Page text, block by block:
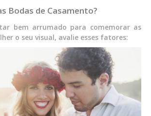
Bodas de Casamento?
bem arrumado para comemorar as
o seu visual, avalie esses fatores: